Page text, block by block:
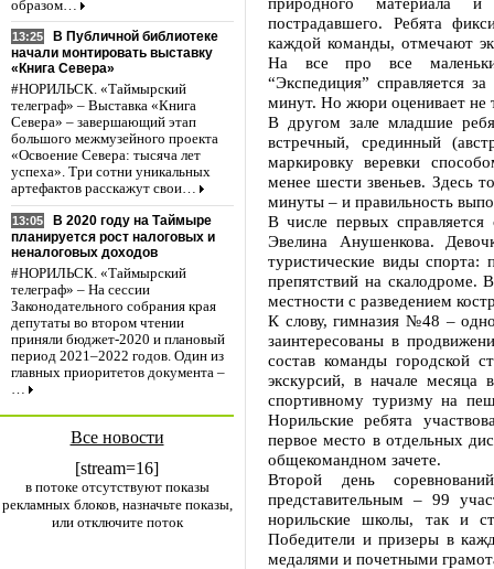
образом…
13:25
В Публичной библиотеке
начали монтировать выставку
«Книга Севера»
#НОРИЛЬСК. «Таймырский
телеграф» – Выставка «Книга
Севера» – завершающий этап
большого межмузейного проекта
«Освоение Севера: тысяча лет
успеха». Три сотни уникальных
артефактов расскажут свои…
13:05
В 2020 году на Таймыре
планируется рост налоговых и
неналоговых доходов
#НОРИЛЬСК. «Таймырский
телеграф» – На сессии
Законодательного собрания края
депутаты во втором чтении
приняли бюджет-2020 и плановый
период 2021–2022 годов. Один из
главных приоритетов документа –
…
Все новости
[stream=16]
в потоке отсутствуют показы
рекламных блоков, назначьте показы,
или отключите поток
пострадавшего. Ребята
каждой команды, отмечают
На все про все
“Экспедиция” справляется
минут. Но жюри оценивает не
В другом зале младшие
встречный, срединный
маркировку веревки
менее шести звеньев. Здесь
минуты – и правильность
В числе первых
Эвелина Анушенкова.
туристические виды спорта:
препятствий на скалодроме.
местности с разведением
К слову, гимназия №48 –
заинтересованы в
состав команды городской
экскурсий, в начале месяца
спортивному туризму на
Норильские ребята
первое место в отдельных
общекомандном зачете.
Второй день
представительным – 99
норильские школы, так и
Победители и призеры в
медалями и почетными